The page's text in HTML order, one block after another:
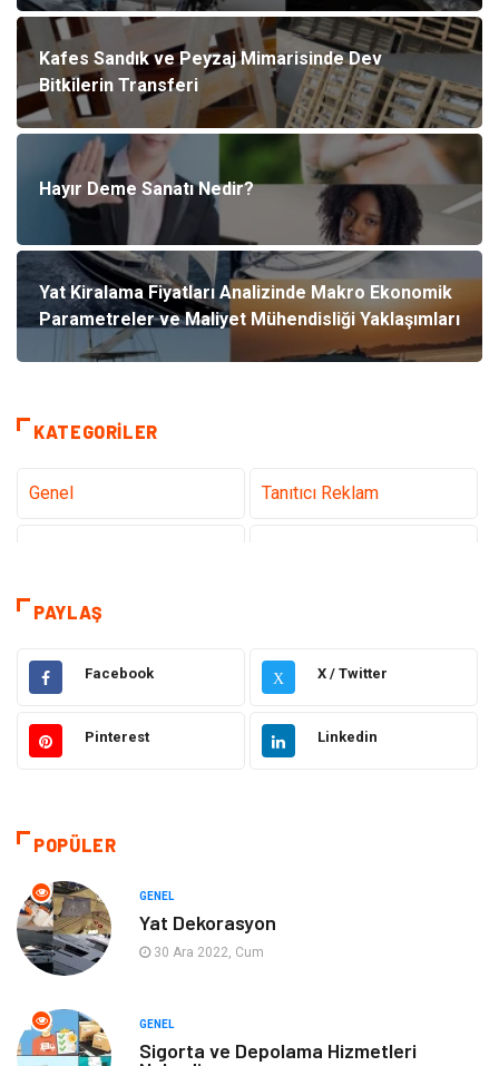
Kafes Sandık ve Peyzaj Mimarisinde Dev
Bitkilerin Transferi
Hayır Deme Sanatı Nedir?
Yat Kiralama Fiyatları Analizinde Makro Ekonomik
Parametreler ve Maliyet Mühendisliği Yaklaşımları
KATEGORILER
Genel Tanıtıcı Reklam
Teknoloji & İnternet
Elektrik & Elektronik Dekorasyon
Güzellik ve Bakım Eğitim
Makine
Eğitim ve Kariyer
Gıda Organizasyon
Spor
Tatil Hobi
PAYLAŞ
Facebook X X / Twitter
Pinterest Linkedin
POPÜLER
GENEL
Yat Dekorasyon
30 Ara 2022, Cum
GENEL
Sigorta ve Depolama Hizmetleri